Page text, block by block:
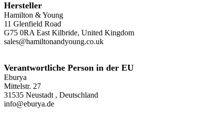
Hersteller
Hamilton & Young
11 Glenfield Road
G75 0RA East Kilbride, United Kingdom
sales@hamiltonandyoung.co.uk
Verantwortliche Person in der EU
Eburya
Mittelstr. 27
31535 Neustadt , Deutschland
info@eburya.de